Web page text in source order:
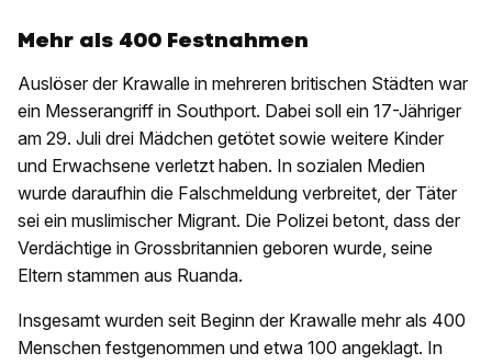
Mehr als 400 Festnahmen
Auslöser der Krawalle in mehreren britischen Städten war
ein Messerangriff in Southport. Dabei soll ein 17-Jähriger
am 29. Juli drei Mädchen getötet sowie weitere Kinder
und Erwachsene verletzt haben. In sozialen Medien
wurde daraufhin die Falschmeldung verbreitet, der Täter
sei ein muslimischer Migrant. Die Polizei betont, dass der
Verdächtige in Grossbritannien geboren wurde, seine
Eltern stammen aus Ruanda.
Insgesamt wurden seit Beginn der Krawalle mehr als 400
Menschen festgenommen und etwa 100 angeklagt. In